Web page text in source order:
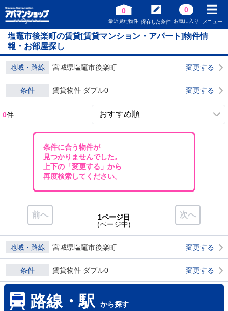
0
最近見た物件 保存した条件
0
お気に入り メニュー
塩竈市後楽町の賃貸[賃貸マンション・アパート]物件情
報・お部屋探し
地域・路線 宮城県塩竈市後楽町 変更する
条件 賃貸物件 ダブル0 変更する
0件
条件に合う物件が
見つかりませんでした。
上下の「変更する」から
再度検索してください。
前へ 次へ
1ページ目
(ページ中)
地域・路線 宮城県塩竈市後楽町 変更する
条件 賃貸物件 ダブル0 変更する
路線・駅 から探す